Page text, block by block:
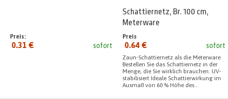
sofort
Preis:
0.31 €
Schattiernetz, Br. 100 cm,
Meterware
sofort
Preis
seit:
0.64 €
Zaun-Schattiernetz als die Meterware
Bestellen Sie das Schattiernetz in der
Menge, die Sie wirklich brauchen. UV-
stabilisiert Ideale Schattierwirkung im
Ausmaß von 60 % Höhe des...